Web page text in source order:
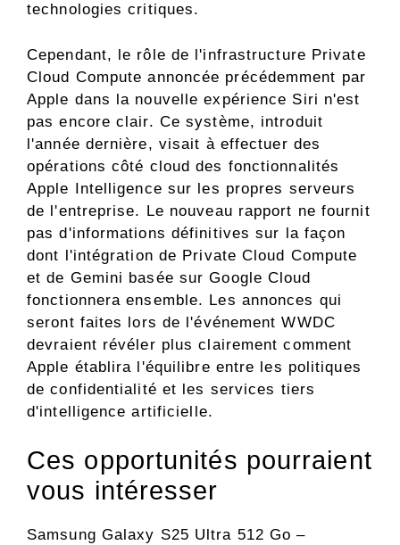
technologies critiques.
Cependant, le rôle de l'infrastructure Private
Cloud Compute annoncée précédemment par
Apple dans la nouvelle expérience Siri n'est
pas encore clair. Ce système, introduit
l'année dernière, visait à effectuer des
opérations côté cloud des fonctionnalités
Apple Intelligence sur les propres serveurs
de l'entreprise. Le nouveau rapport ne fournit
pas d'informations définitives sur la façon
dont l'intégration de Private Cloud Compute
et de Gemini basée sur Google Cloud
fonctionnera ensemble. Les annonces qui
seront faites lors de l'événement WWDC
devraient révéler plus clairement comment
Apple établira l'équilibre entre les politiques
de confidentialité et les services tiers
d'intelligence artificielle.
Ces opportunités pourraient
vous intéresser
Samsung Galaxy S25 Ultra 512 Go –